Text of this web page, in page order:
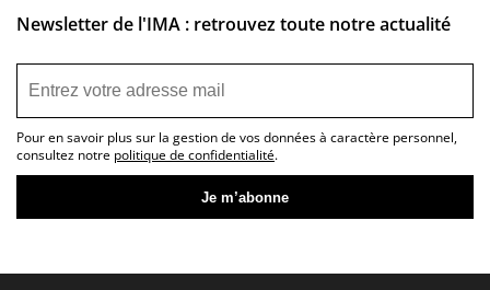
Newsletter de l'IMA : retrouvez toute notre actualité
Pour en savoir plus sur la gestion de vos données à caractère personnel,
consultez notre politique de confidentialité.